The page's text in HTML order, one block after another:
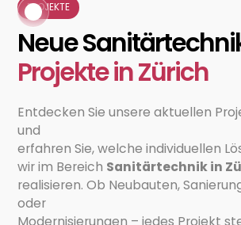
PROJEKTE
Neue
Projekte in Zürich
Entdecken Sie unsere aktuellen
und
erfahren Sie, welche individuellen
wir im Bereich Sanitärtechnik in
realisieren. Ob Neubauten,
oder
Modernisierungen – jedes Projekt